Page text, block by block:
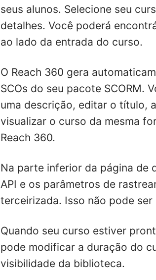
seus alunos. Selecione seu
detalhes. Você poderá
ao lado da entrada do curso.
O Reach 360 gera
SCOs do seu pacote SCORM.
uma descrição, editar o título,
visualizar o curso da mesma
Reach 360.
Na parte inferior da página de
API e os parâmetros de
terceirizada. Isso não pode
Quando seu curso estiver
pode modificar a duração do
visibilidade da biblioteca.